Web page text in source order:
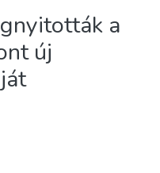
a
új